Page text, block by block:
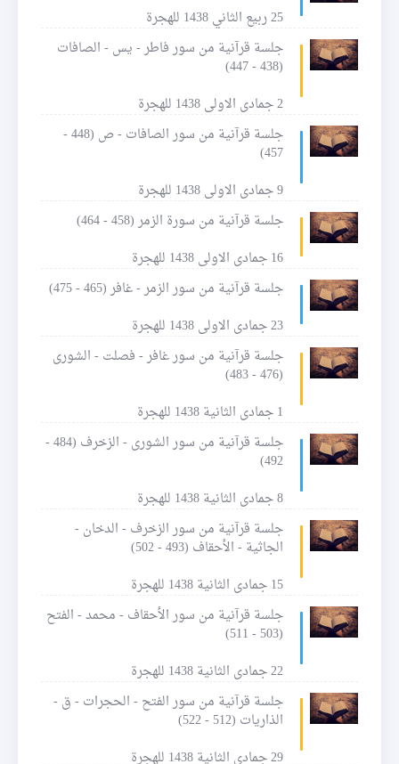
25 ربيع الثاني 1438 للهجرة
جلسة قرآنية من سور فاطر - يس - الصافات
(438 - 447)
2 جمادى الاولى 1438 للهجرة
جلسة قرآنية من سور الصافات - ص (448 -
457)
9 جمادى الاولى 1438 للهجرة
جلسة قرآنية من سورة الزمر (458 - 464)
16 جمادى الاولى 1438 للهجرة
جلسة قرآنية من سور الزمر - غافر (465 - 475)
23 جمادى الاولى 1438 للهجرة
جلسة قرآنية من سور غافر - فصلت - الشورى
(476 - 483)
1 جمادى الثانية 1438 للهجرة
جلسة قرآنية من سور الشورى - الزخرف (484 -
492)
8 جمادى الثانية 1438 للهجرة
جلسة قرآنية من سور الزخرف - الدخان -
الجاثية - الأحقاف (493 - 502)
15 جمادى الثانية 1438 للهجرة
جلسة قرآنية من سور الأحقاف - محمد - الفتح
(503 - 511)
22 جمادى الثانية 1438 للهجرة
جلسة قرآنية من سور الفتح - الحجرات - ق -
الذاريات (512 - 522)
29 جمادى الثانية 1438 للهجرة